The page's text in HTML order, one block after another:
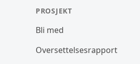
PROSJEKT
Bli med
Oversettelsesrapport